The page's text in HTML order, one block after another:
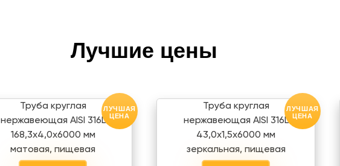
Лучшие цены
Труба круглая
нержавеющая AISI 316L
168,3х4,0х6000 мм
матовая, пищевая
ЛУЧШАЯ
ЦЕНА
Труба круглая
нержавеющая AISI 316L
43,0х1,5х6000 мм
зеркальная, пищевая
ЛУЧШАЯ
ЦЕНА